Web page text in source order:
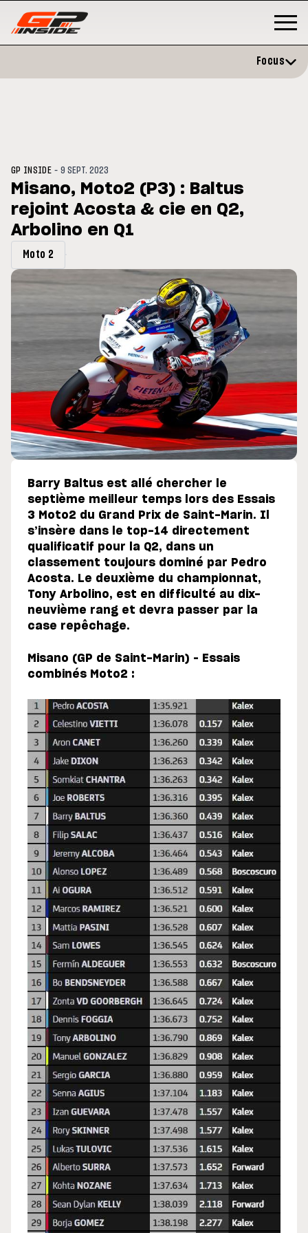
: Horaires et
du GP de Grande-
MOTO GP
Focus
GP INSIDE -9 SEPT. 2023
Misano, Moto2 (P3) : Baltus
rejoint Acosta & cie en Q2,
Arbolino en Q1
Moto 2
Barry Baltus est allé chercher le
septième meilleur temps lors des Essais
3 Moto2 du Grand Prix de Saint-Marin. Il
s’insère dans le top-14 directement
qualificatif pour la Q2, dans un
classement toujours dominé par Pedro
Acosta. Le deuxième du championnat,
Tony Arbolino, est en difficulté au dix-
neuvième rang et devra passer par la
case repêchage.
Misano (GP de Saint-Marin) – Essais
combinés Moto2 :